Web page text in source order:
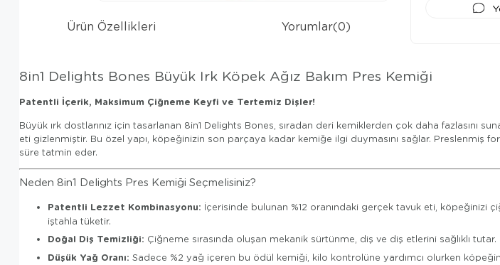
Ürün Özellikleri Yorumlar(0)
8in1 Delights Bones Büyük Irk Köpek Ağız Bakım Pres Kemiği
Patentli İçerik, Maksimum Çiğneme Keyfi ve Tertemiz Dişler!
Büyük ırk dostlarınız için tasarlanan 8in1 Delights Bones, sıradan deri kemiklerden çok daha fazlasını
eti gizlenmiştir. Bu özel yapı, köpeğinizin son parçaya kadar kemiğe ilgi duymasını sağlar. Preslenmiş
süre tatmin eder.
Neden 8in1 Delights Pres Kemiği Seçmelisiniz?
Patentli Lezzet Kombinasyonu: İçerisinde bulunan %12 oranındaki gerçek tavuk eti, köpeğinizi
iştahla tüketir.
Doğal Diş Temizliği: Çiğneme sırasında oluşan mekanik sürtünme, diş ve diş etlerini sağlıklı
Düşük Yağ Oranı: Sadece %2 yağ içeren bu ödül kemiği, kilo kontrolüne yardımcı olurken